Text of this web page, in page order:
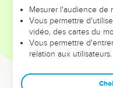
richesses de grâce !
science illimitée ! Que
chemins mystérieux !
34
Seigneur ? Qui a été son
Mesurer l'audience de
Vous permettre
vidéo, des cartes du
Vous permettre
relation aux utilisateurs.